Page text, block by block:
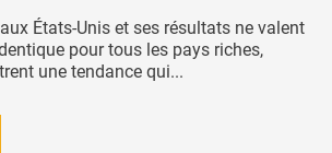
aux États-Unis et ses résultats ne valent
pour tous les pays riches,
une tendance qui...